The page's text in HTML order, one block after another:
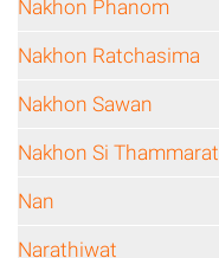
Nakhon Phanom
Nakhon Ratchasima
Nakhon Sawan
Nakhon Si Thammarat
Nan
Narathiwat